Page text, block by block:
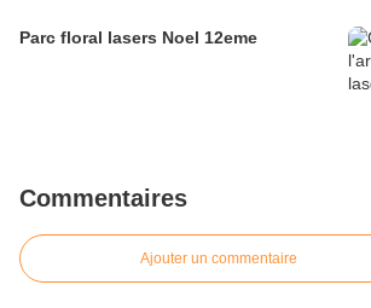
Parc floral lasers Noel 12eme
Commentaires
Ajouter un commentaire